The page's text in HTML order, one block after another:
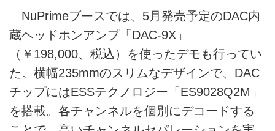
NuPrimeブースでは、5月発売予定のDAC内
蔵ヘッドホンアンプ「DAC-9X」
（￥198,000、税込）を使ったデモも行ってい
た。横幅235mmのスリムなデザインで、DAC
チップにはESSテクノロジー「ES9028Q2M」
を搭載。各チャンネルを個別にデコードする